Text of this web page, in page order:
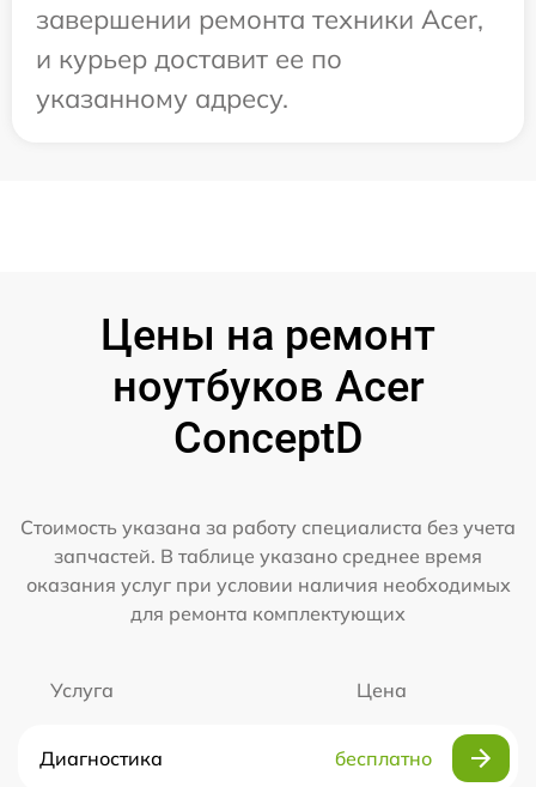
завершении ремонта техники Acer,
и курьер доставит ее по
указанному адресу.
Цены на ремонт
ноутбуков Acer
ConceptD
Стоимость указана за работу специалиста без учета
запчастей. В таблице указано среднее время
оказания услуг при условии наличия необходимых
для ремонта комплектующих
Услуга Цена
Диагностика бесплатно